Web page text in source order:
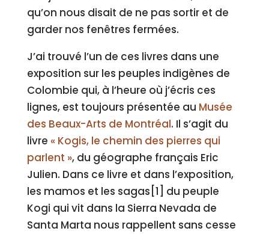
qu’on nous disait de ne pas sortir et de
garder nos fenêtres fermées.
J’ai trouvé l’un de ces livres dans une
exposition sur les peuples indigènes de
Colombie qui, à l’heure où j’écris ces
lignes, est toujours présentée au Musée
des Beaux-Arts de Montréal. Il s’agit du
livre « Kogis, le chemin des pierres qui
parlent », du géographe français Eric
Julien. Dans ce livre et dans l’exposition,
les mamos et les sagas[1] du peuple
Kogi qui vit dans la Sierra Nevada de
Santa Marta nous rappellent sans cesse